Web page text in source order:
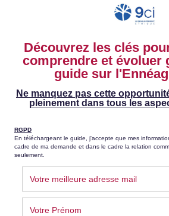
conflits à tous prix et de gérer des
9
Un comportement calme et
Capacité à désamorcer les
Voix douce et apaisante
Large cercle de connaissances
Généralement aimé par la
Mouvements et gestes fluides